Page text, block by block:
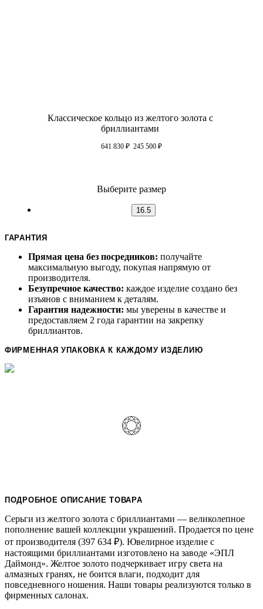
Классическое кольцо из желтого золота с
бриллиантами
641 830 ₽ 245 500 ₽
Выберите размер
16.5
ГАРАНТИЯ
Прямая цена без посредников: получайте
максимальную выгоду, покупая напрямую от
производителя.
Безупречное качество: каждое изделие создано без
изъянов с вниманием к деталям.
Гарантия надежности: мы уверены в качестве и
предоставляем 2 года гарантии на закрепку
бриллиантов.
ФИРМЕННАЯ УПАКОВКА К КАЖДОМУ ИЗДЕЛИЮ
ПОДРОБНОЕ ОПИСАНИЕ ТОВАРА
Серьги из желтого золота с бриллиантами — великолепное
пополнение вашей коллекции украшений. Продается по цене
от производителя (397 634 ₽). Ювелирное изделие с
настоящими бриллиантами изготовлено на заводе «ЭПЛ
Даймонд». Желтое золото подчеркивает игру света на
алмазных гранях, не боится влаги, подходит для
повседневного ношения. Наши товары реализуются только в
фирменных салонах.